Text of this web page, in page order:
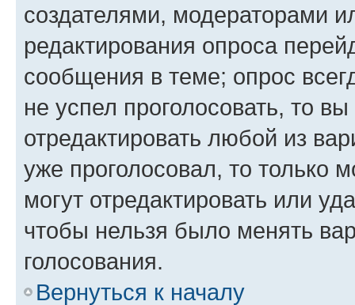
создателями, модераторами
редактирования опроса
сообщения в теме; опрос
не успел проголосовать, то
отредактировать любой из
уже проголосовал, то только
могут отредактировать или
чтобы нельзя было менять
голосования.
Вернуться к началу